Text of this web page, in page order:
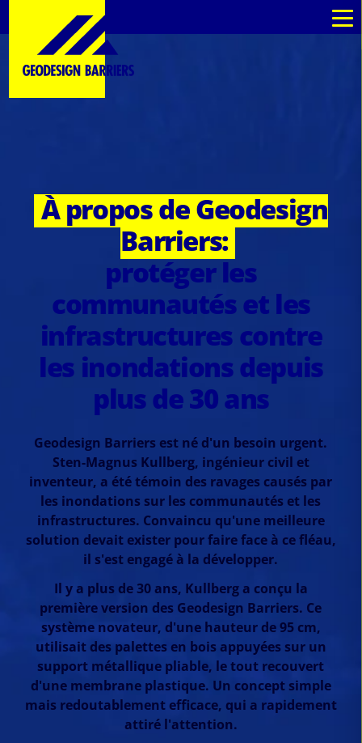
À propos de Geodesign
Barriers:
protéger les
communautés et les
infrastructures contre
les inondations depuis
plus de 30 ans
Geodesign Barriers est né d'un besoin urgent.
Sten-Magnus Kullberg, ingénieur civil et
inventeur, a été témoin des ravages causés par
les inondations sur les communautés et les
infrastructures. Convaincu qu'une meilleure
solution devait exister pour faire face à ce fléau,
il s'est engagé à la développer.
Il y a plus de 30 ans, Kullberg a conçu la
première version des Geodesign Barriers. Ce
système novateur, d'une hauteur de 95 cm,
utilisait des palettes en bois appuyées sur un
support métallique pliable, le tout recouvert
d'une membrane plastique. Un concept simple
mais redoutablement efficace, qui a rapidement
attiré l'attention.